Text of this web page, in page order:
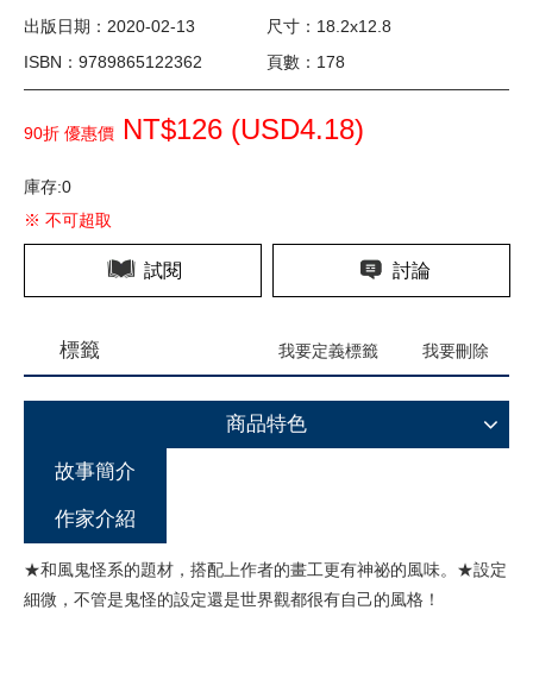
出版日期：2020-02-13
尺寸：18.2x12.8
ISBN：9789865122362
頁數：178
90折 優惠價 NT$126 (USD4.18)
庫存:0
※ 不可超取
試閱 討論
標籤 我要定義標籤 我要刪除
商品特色
故事簡介
作家介紹
★和風鬼怪系的題材，搭配上作者的畫工更有神祕的風味。★設定
細微，不管是鬼怪的設定還是世界觀都很有自己的風格！